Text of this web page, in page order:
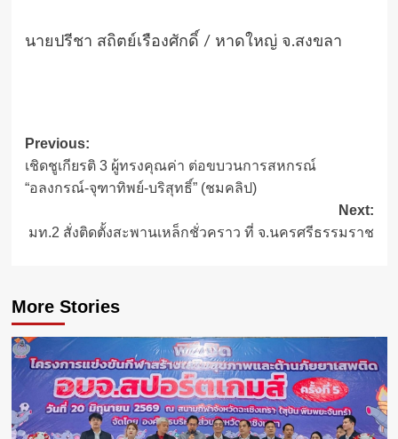
นายปรีชา สถิตย์เรืองศักดิ์ / หาดใหญ่ จ.สงขลา
Post
navigation
Previous:
เชิดชูเกียรติ 3 ผู้ทรงคุณค่า ต่อขบวนการสหกรณ์
“อลงกรณ์-จุฑาทิพย์-บริสุทธิ์” (ชมคลิป)
Next:
มท.2 สั่งติดตั้งสะพานเหล็กชั่วคราว ที่ จ.นครศรีธรรมราช
More Stories